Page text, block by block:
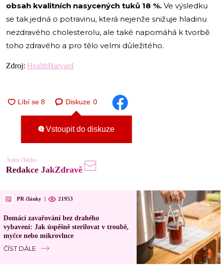
obsah kvalitních nasycených tuků 18 %. Ve výsledku
se tak jedná o potravinu, která nejenže snižuje hladinu
nezdravého cholesterolu, ale také napomáhá k tvorbě
toho zdravého a pro tělo velmi důležitého.
Zdroj: HealthHarvard
Diskuze 0
Vstoupit do diskuze
Autor článku
Redakce JakZdravě
PR články | 21953
Domácí zavařování bez drahého
vybavení: Jak úspěšně sterilovat v troubě,
myčce nebo mikrovlnce
ČÍST DÁLE